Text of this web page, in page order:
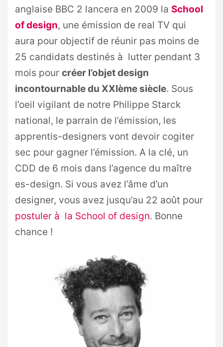
anglaise BBC 2 lancera en 2009 la School
of design, une émission de real TV qui
aura pour objectif de réunir pas moins de
25 candidats destinés à lutter pendant 3
mois pour créer l’objet design
incontournable du XXIème siècle. Sous
l’oeil vigilant de notre Philippe Starck
national, le parrain de l’émission, les
apprentis-designers vont devoir cogiter
sec pour gagner l’émission. A la clé, un
CDD de 6 mois dans l’agence du maître
es-design. Si vous avez l’âme d’un
designer, vous avez jusqu’au 22 août pour
postuler à la School of design. Bonne
chance !